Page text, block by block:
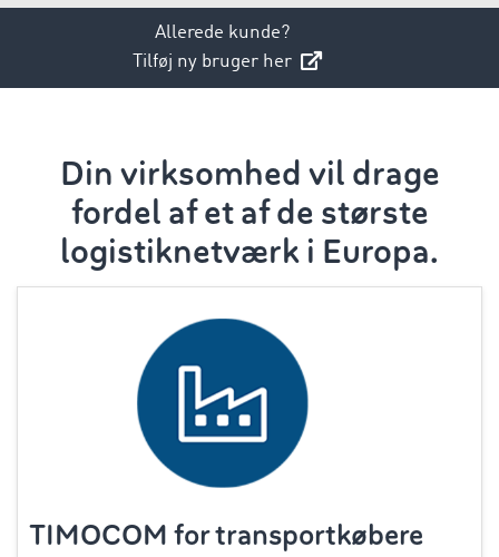
Allerede kunde?
Tilføj ny bruger her
Din virksomhed vil drage
fordel af et af de største
logistiknetværk i Europa.
TIMOCOM for transportkøbere